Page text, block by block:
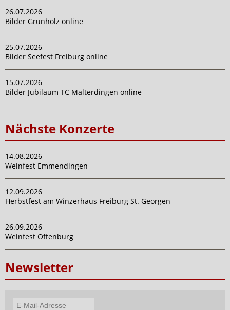
26.07.2026
Bilder Grunholz online
25.07.2026
Bilder Seefest Freiburg online
15.07.2026
Bilder Jubiläum TC Malterdingen online
Nächste Konzerte
14.08.2026
Weinfest Emmendingen
12.09.2026
Herbstfest am Winzerhaus Freiburg St. Georgen
26.09.2026
Weinfest Offenburg
Newsletter